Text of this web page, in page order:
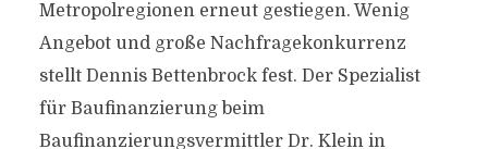
Metropolregionen erneut gestiegen. Wenig
Angebot und große Nachfragekonkurrenz
stellt Dennis Bettenbrock fest. Der Spezialist
für Baufinanzierung beim
Baufinanzierungsvermittler Dr. Klein in